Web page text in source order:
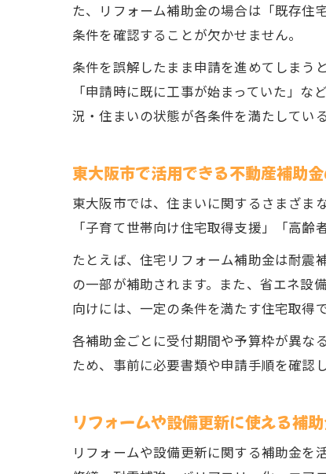
た、リフォーム補助金の場合は「既存住
条件を確認することが欠かせません。
条件を誤解したまま申請を進めてしまう
「申請時に既に工事が始まっていた」
況・住まいの状態が各条件を満たしてい
東大阪市で活用できる不動産補助
東大阪市では、住まいに関するさまざま
「子育て世帯向け住宅取得支援」「高齢
たとえば、住宅リフォーム補助金は耐震
の一部が補助されます。また、省エネ設
向けには、一定の条件を満たす住宅取得
各補助金ごとに受付期間や予算枠が異な
ため、事前に必要書類や申請手順を確認
リフォームや設備更新に使える補
リフォームや設備更新に関する補助金